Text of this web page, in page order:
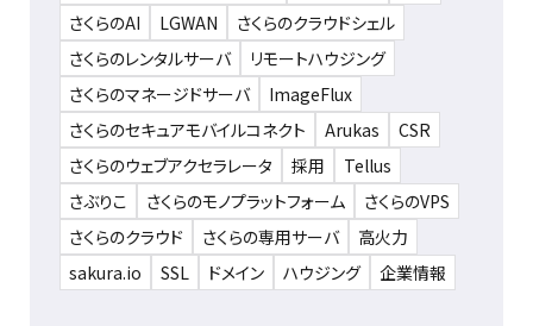
さくらのAI
LGWAN
さくらのクラウドシェル
さくらのレンタルサーバ
リモートハウジング
さくらのマネージドサーバ
ImageFlux
さくらのセキュアモバイルコネクト
Arukas
CSR
さくらのウェブアクセラレータ
採用
Tellus
さぶりこ
さくらのモノプラットフォーム
さくらのVPS
さくらのクラウド
さくらの専用サーバ
高火力
sakura.io
SSL ドメイン ハウジング 企業情報